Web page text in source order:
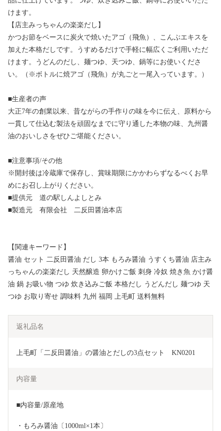
けます。
【店主みっちゃんの楽楽だし】
かつお節をベースに炭火で焼いたアゴ（飛魚）、こんぶエキスを
加えた本格だしです。うすめるだけで手軽に幅広くご利用いただ
けます。うどんのだし、麺つゆ、天つゆ、鍋等にお使いくださ
い。（※ボトルに焼アゴ（飛魚）が丸ごと一尾入っています。）
■生産者の声
大正7年の創業以来、昔ながらの手作りの味を今に伝え、原料から
一貫して仕込む製法を頑固なまでに守り通した本物の味、九州醤
油のおいしさをぜひご堪能ください。
■注意事項/その他
※開封後は冷蔵庫で保存し、賞味期限にかかわらずなるべくお早
めにお召し上がりください。
■提供元 道の駅しんよしとみ
■製造元 有限会社 二反田醤油本店
【関連キーワード】
醤油 セット 二反田醤油 だし 3本 もろみ醤油 うすくち醤油 店主み
っちゃんの楽楽だし 天然醸造 卵かけご飯 刺身 冷奴 焼き魚 かけ醤
油 鍋 お吸い物 つゆ 炊き込みご飯 本格だし うどんだし 麺つゆ 天
つゆ お取り寄せ 調味料 九州 福岡 上毛町 送料無料
返礼品名
上毛町「二反田醤油」の醤油とだしの3点セット　KN0201
内容量
■内容量/原産地
・もろみ醤油〔1000ml×1本〕